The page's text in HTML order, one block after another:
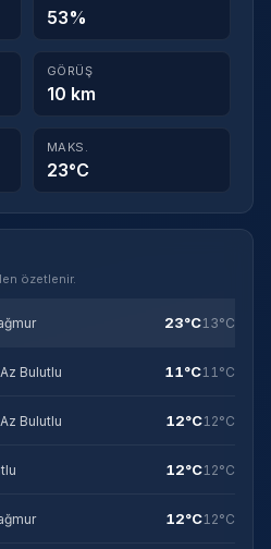
53%
GÖRÜŞ
10 km
MAKS.
23°C
özetlenir.
23°C13°C
Bulutlu 11°C11°C
Bulutlu 12°C12°C
12°C12°C
12°C12°C